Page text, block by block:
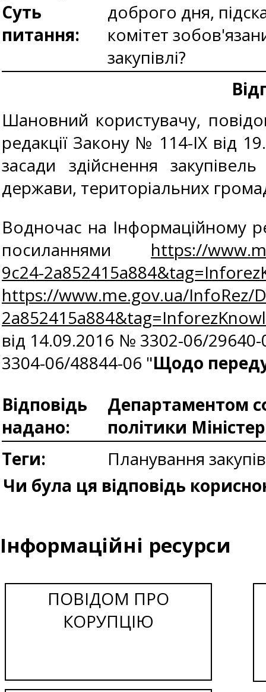
Суть
питання:
доброго дня,
комітет
закупівлі?
Шановний користувачу,
редакції Закону № 114-IX від
засади здійснення
держави, територіальних
Водночас на Інформаційному
посиланнями https://
9c24-
https://www.me.gov.ua/InfoRez/
від 14.09.2016 № 3302-06/29640-
3304-06/48844-06 "Щодо
Відповідь
надано:
Департаментом
політики
Теги:
Планування
Чи була ця відповідь
Інформаційні ресурси
ПОВІДОМ ПРО
КОРУПЦІЮ